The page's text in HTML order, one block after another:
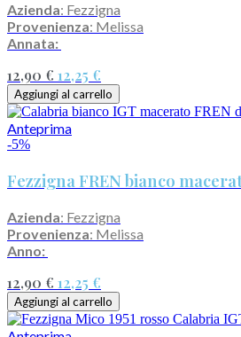
Azienda: Fezzigna
Provenienza: Melissa
Annata:
12,90 € 12,25 €
Aggiungi al carrello
Anteprima
-5%
Fezzigna FREN bianco
Azienda: Fezzigna
Provenienza: Melissa
Anno:
12,90 € 12,25 €
Aggiungi al carrello